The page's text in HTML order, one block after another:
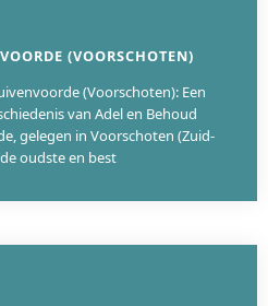
(VOORSCHOTEN)
(Voorschoten): Een
van Adel en Behoud
gelegen in Voorschoten (Zuid-
oudste en best